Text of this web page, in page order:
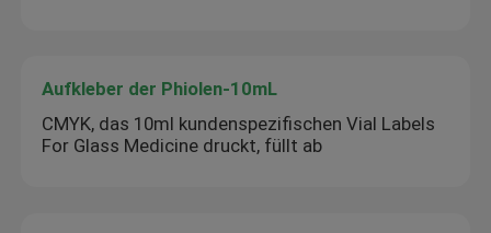
Aufkleber der Phiolen-10mL
CMYK, das 10ml kundenspezifischen Vial Labels
For Glass Medicine druckt, füllt ab